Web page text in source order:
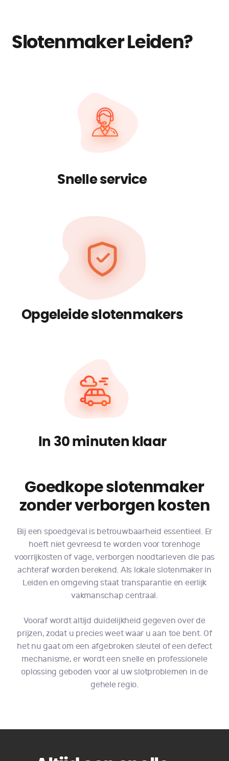
Slotenmaker Leiden?
Snelle service
Opgeleide slotenmakers
In 30 minuten klaar
Goedkope slotenmaker
zonder verborgen kosten
Bij een spoedgeval is betrouwbaarheid essentieel. Er
hoeft niet gevreesd te worden voor torenhoge
voorrijkosten of vage, verborgen noodtarieven die pas
achteraf worden berekend. Als lokale slotenmaker in
Leiden en omgeving staat transparantie en eerlijk
vakmanschap centraal.
Vooraf wordt altijd duidelijkheid gegeven over de
prijzen, zodat u precies weet waar u aan toe bent. Of
het nu gaat om een afgebroken sleutel of een defect
mechanisme, er wordt een snelle en professionele
oplossing geboden voor al uw slotproblemen in de
gehele regio.